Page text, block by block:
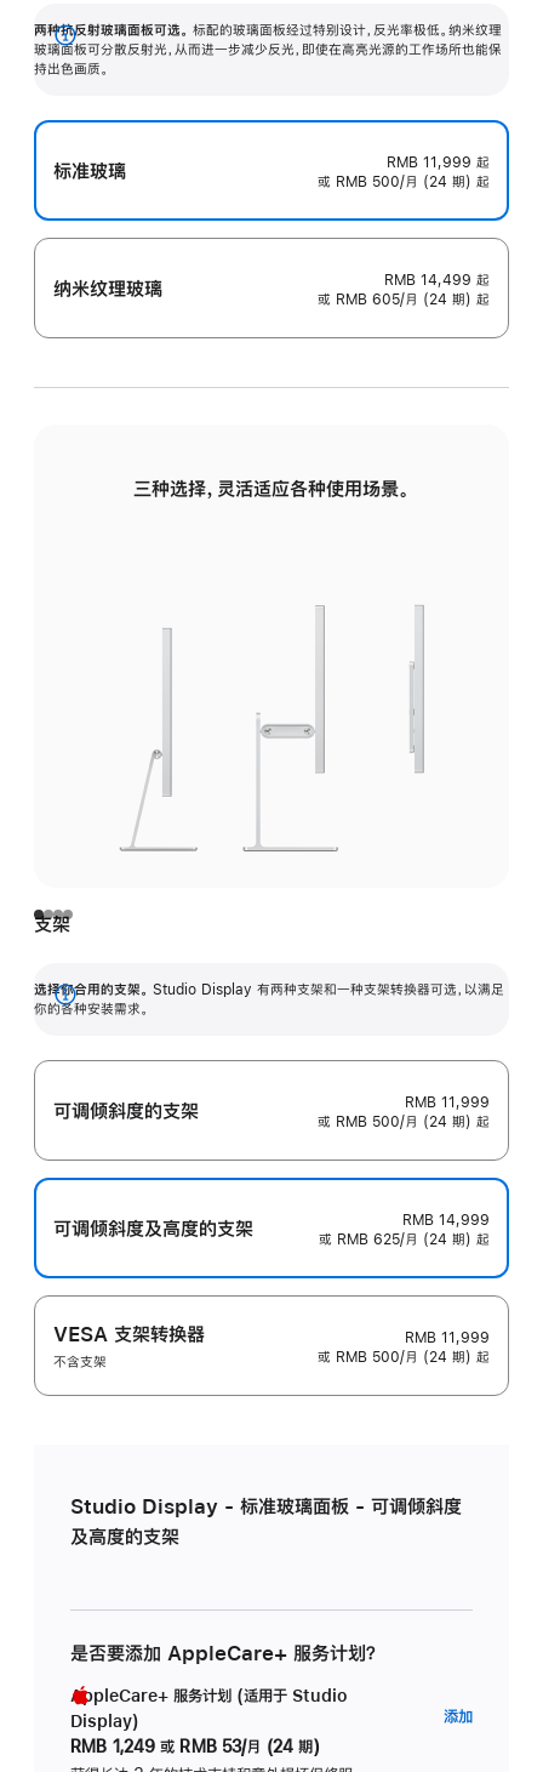
两种抗反射玻璃面板可选。 标配的玻璃面板经过特别设计，反光率极低。纳米纹理
玻璃面板可分散反射光，从而进一步减少反光，即使在高亮光源的工作场所也能保
持出色画质。
展
开
标准玻璃 RMB 11,999 起
或 RMB 500/月 (24 期) 起
纳米纹理玻璃 RMB 14,499 起
或 RMB 605/月 (24 期) 起
三种选择，灵活适应各种使用场景。
支架
选择你合用的支架。 Studio Display 有两种支架和一种支架转换器可选，以满足
你的各种安装需求。
展
可调倾斜度的支架
RMB 11,999
或 RMB 500/月 (24 期) 起
可调倾斜度及高‍度的支‍架
RMB 14,999
或 RMB 625/月 (24 期) 起
VESA 支架转换器
不含支架
RMB 11,999
或 RMB 500/月 (24 期) 起
Studio Display - 标准玻璃面板 - 可调倾斜度
及高度的支架
是否要添加 AppleCare+ 服务计划？
AppleCare+ 服务计划 (适用于 Studio
Display)
RMB 1,249 或 RMB 53/月 (24 期)
添加